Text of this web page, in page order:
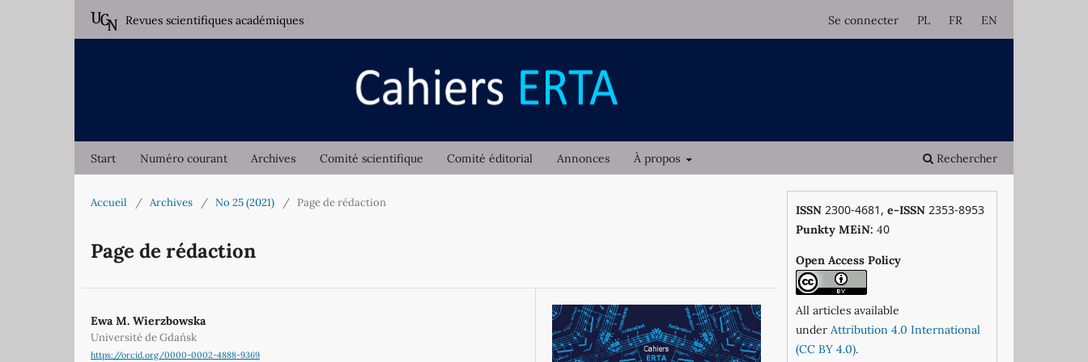
Start Numéro courant Archives Comité scientifique Comité éditorial Annonces À propos Rechercher
Se connecter PL FR EN
Revues scientifiques académiques
Accueil / Archives / No 25 (2021) / Page de rédaction
Page de rédaction
Ewa M. Wierzbowska
Université de Gdańsk
https://orcid.org/0000-0002-4888-9369
ISSN 2300-4681, e-ISSN 2353-8953
Punkty MEiN: 40
Open Access Policy
All articles available
under Attribution 4.0 International
(CC BY 4.0).